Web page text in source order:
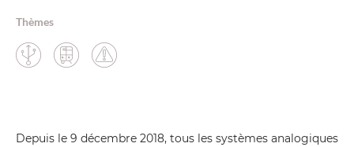
Thèmes
Depuis le 9 décembre 2018, tous les systèmes analogiques